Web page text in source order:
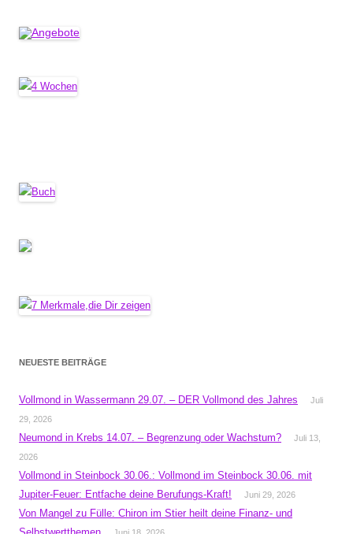
NEUESTE BEITRÄGE
Vollmond in Wassermann 29.07. – DER Vollmond des Jahres
Juli
29, 2026
Neumond in Krebs 14.07. – Begrenzung oder Wachstum?
Juli 13,
2026
Vollmond in Steinbock 30.06.: Vollmond im Steinbock 30.06. mit
Jupiter-Feuer: Entfache deine Berufungs-Kraft!
Juni 29, 2026
Von Mangel zu Fülle: Chiron im Stier heilt deine Finanz- und